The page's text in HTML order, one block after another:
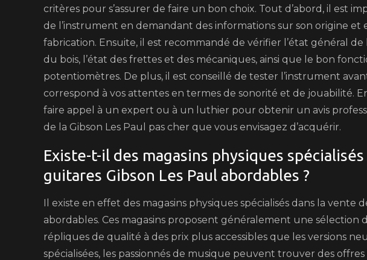
critères pour s’assurer de faire un bon choix. Tout d’abord, il est
de l’instrument en demandant des informations sur son origine et
fabrication. Ensuite, il est recommandé de vérifier l’état général
du bois, l’état des frettes et des mécaniques, ainsi que le bon
potentiomètres. De plus, il est conseillé de tester l’instrument avant
correspond à vos attentes en termes de sonorité et de jouabilité.
faire appel à un expert ou à un luthier pour obtenir un avis
de la Gibson Les Paul pas cher que vous envisagez d’acquérir.
Existe-t-il des magasins physiques
guitares Gibson Les Paul abordables ?
Il existe en effet des magasins physiques spécialisés dans la vente
abordables. Ces magasins proposent généralement une sélection
répliques de qualité à des prix plus accessibles que les versions
spécialisées, les passionnés de musique peuvent trouver des